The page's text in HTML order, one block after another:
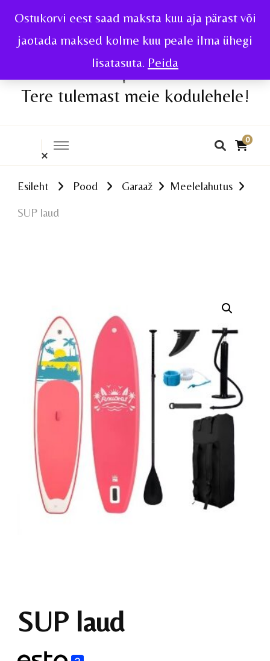
Ostukorvi eest saad maksta kuu aja pärast või
jaotada maksed kolme kuu peale ilma ühegi
lisatasuta. Peida
Tere tulemast meie kodulehele!
0
Esileht Pood Garaaž Meelelahutus
SUP laud
SUP laud